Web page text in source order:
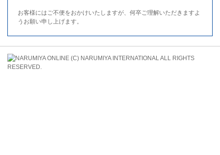
お客様にはご不便をおかけいたしますが、何卒ご理解いただきますよ
うお願い申し上げます。